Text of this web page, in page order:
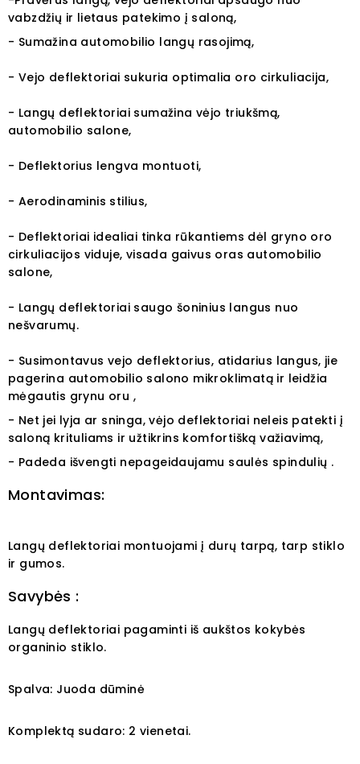
vabzdžių ir lietaus patekimo į saloną,
- Sumažina automobilio langų rasojimą,
- Vejo deflektoriai sukuria optimalia oro cirkuliacija,
- Langų deflektoriai sumažina vėjo triukšmą,
automobilio salone,
- Deflektorius lengva montuoti,
- Aerodinaminis stilius,
- Deflektoriai idealiai tinka rūkantiems dėl gryno oro
cirkuliacijos viduje, visada gaivus oras automobilio
salone,
- Langų deflektoriai saugo šoninius langus nuo
nešvarumų.
- Susimontavus vejo deflektorius, atidarius langus, jie
pagerina automobilio salono mikroklimatą ir leidžia
mėgautis grynu oru ,
- Net jei lyja ar sninga, vėjo deflektoriai neleis patekti į
saloną krituliams ir užtikrins komfortišką važiavimą,
- Padeda išvengti nepageidaujamu saulės spindulių .
Montavimas:
Langų deflektoriai montuojami į durų tarpą, tarp stiklo
ir gumos.
Savybės :
Langų deflektoriai pagaminti iš aukštos kokybės
organinio stiklo.
Spalva: Juoda dūminė
Komplektą sudaro: 2 vienetai.